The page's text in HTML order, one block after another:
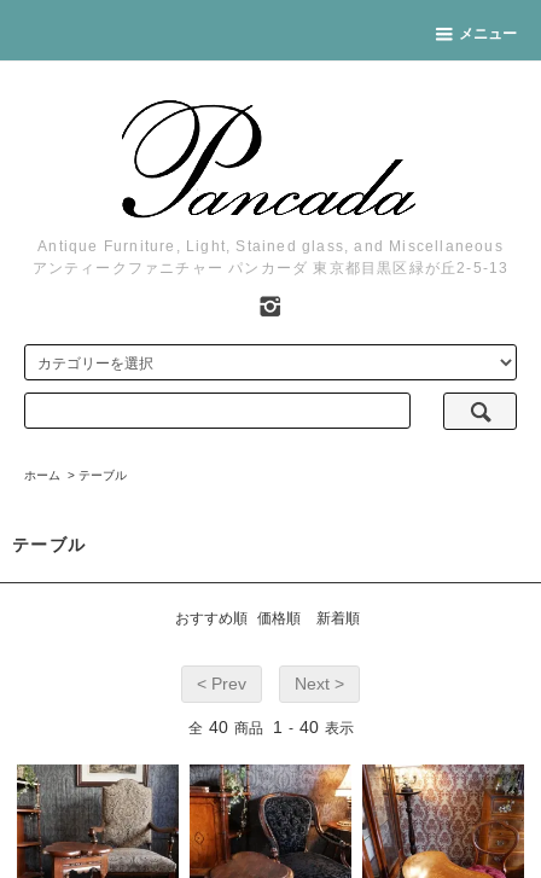
メニュー
Antique Furniture, Light, Stained glass, and Miscellaneous
アンティークファニチャー パンカーダ 東京都目黒区緑が丘2-5-13
ホーム > テーブル
テーブル
おすすめ順 価格順 新着順
< Prev Next >
全 40 商品 1 - 40 表示